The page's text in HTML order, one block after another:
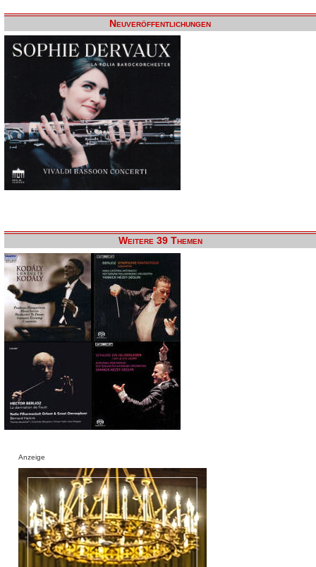
Neuveröffentlichungen
Weitere 39 Themen
Anzeige